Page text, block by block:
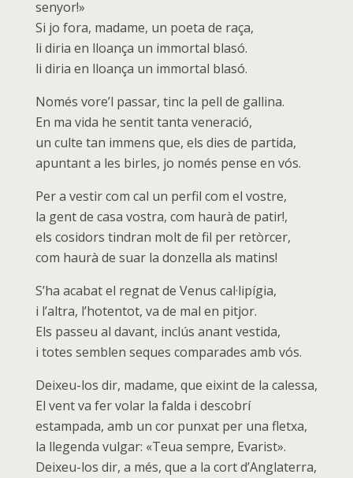
senyor!»
Si jo fora, madame, un poeta de raça,
li diria en lloança un immortal blasó.
li diria en lloança un immortal blasó.
Només vore’l passar, tinc la pell de gallina.
En ma vida he sentit tanta veneració,
un culte tan immens que, els dies de partida,
apuntant a les birles, jo només pense en vós.
Per a vestir com cal un perfil com el vostre,
la gent de casa vostra, com haurà de patir!,
els cosidors tindran molt de fil per retòrcer,
com haurà de suar la donzella als matins!
S’ha acabat el regnat de Venus cal·lipígia,
i l’altra, l’hotentot, va de mal en pitjor.
Els passeu al davant, inclús anant vestida,
i totes semblen seques comparades amb vós.
Deixeu-los dir, madame, que eixint de la calessa,
El ventva fer volar la falda i descobrí
estampada, amb un cor punxat per una fletxa,
la llegenda vulgar: «Teua sempre, Evarist».
Deixeu-los dir, a més, que a la cort d’Anglaterra,